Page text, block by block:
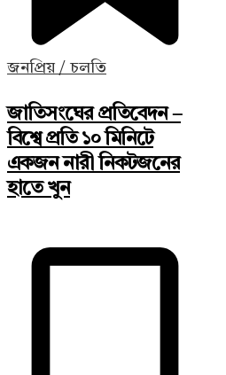
জনপ্রিয় / চলতি
জাতিসংঘের প্রতিবেদন –
বিশ্বে প্রতি ১০ মিনিটে
একজন নারী নিকটজনের
হাতে খুন